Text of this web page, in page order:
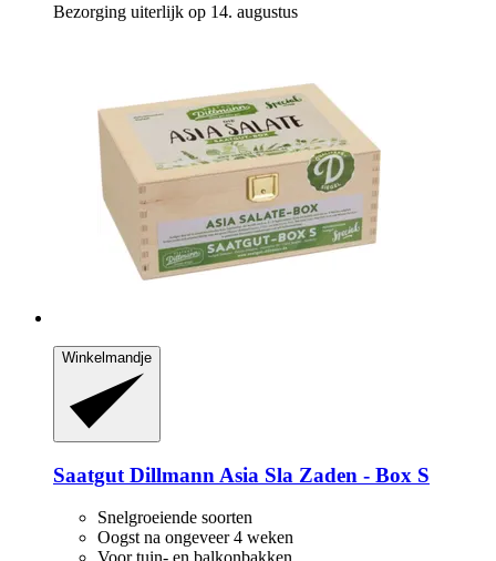
Bezorging uiterlijk op 14. augustus
Winkelmandje
Saatgut Dillmann Asia Sla Zaden -​ Box S
Snelgroeiende soorten
Oogst na ongeveer 4 weken